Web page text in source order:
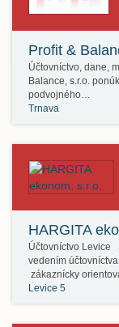
Profit &
Účtovníctvo, dane,
Balance, s.r.o.
podvojného…
Trnava
HARGITA
Účtovníctvo Levice
vedením
zákaznícky
Levice 5